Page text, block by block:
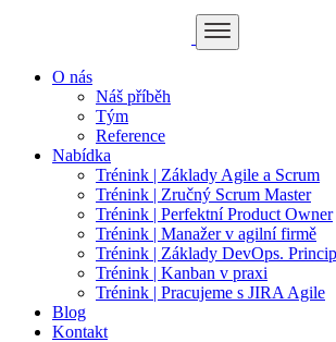
O nás
Náš příběh
Tým
Reference
Nabídka
Trénink | Základy Agile a Scrum
Trénink | Zručný Scrum Master
Trénink | Perfektní Product Owner
Trénink | Manažer v agilní firmě
Trénink | Základy DevOps.
Trénink | Kanban v praxi
Trénink | Pracujeme s JIRA Agile
Blog
Kontakt